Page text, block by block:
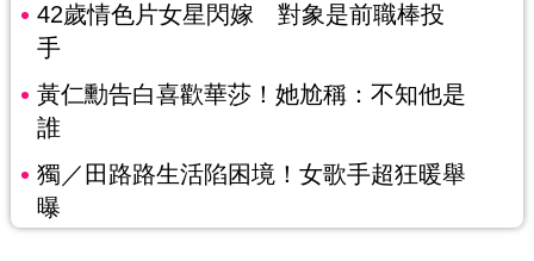
42歲情色片女星閃嫁 對象是前職棒投
手
黃仁勳告白喜歡華莎！她尬稱：不知他是
誰
獨／田路路生活陷困境！女歌手超狂暖舉
曝